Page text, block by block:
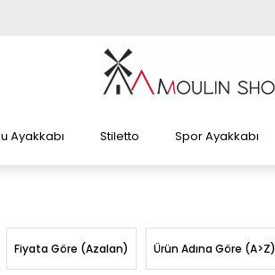
Ayakkabı Stiletto Spor Ayakkabı
Fiyata Göre (Azalan) Ürün Adına Göre (A>Z)